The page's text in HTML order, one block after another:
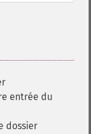
entrée du
dossier